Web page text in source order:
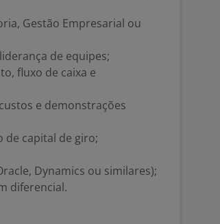
Gestão Empresarial ou
de equipes;
fluxo de caixa e
e demonstrações
de capital de giro;
Dynamics ou similares);
diferencial.